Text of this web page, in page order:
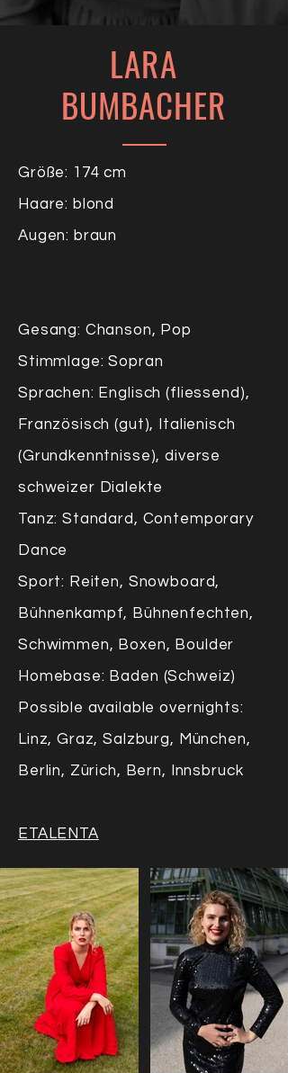
LARA
BUMBACHER
Größe: 174 cm
Haare: blond
Augen: braun
Gesang: Chanson, Pop
Stimmlage: Sopran
Sprachen: Englisch (fliessend),
Französisch (gut), Italienisch
(Grundkenntnisse), diverse
schweizer Dialekte
Tanz: Standard, Contemporary
Dance
Sport: Reiten, Snowboard,
Bühnenkampf, Bühnenfechten,
Schwimmen, Boxen, Boulder
Homebase: Baden (Schweiz)
Possible available overnights:
Linz, Graz, Salzburg, München,
Berlin, Zürich, Bern, Innsbruck
ETALENTA